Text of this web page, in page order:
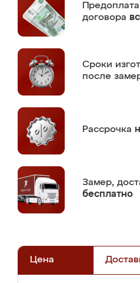
Предоплата
договора
Сроки
после
Рассрочка
Замер,
бесплатно
Цена